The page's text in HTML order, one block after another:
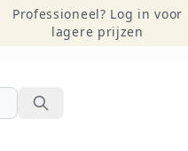
Professioneel? Log in voor
lagere prijzen